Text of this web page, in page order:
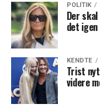
POLITIK
Der
det igen
KENDTE
Trist
videre